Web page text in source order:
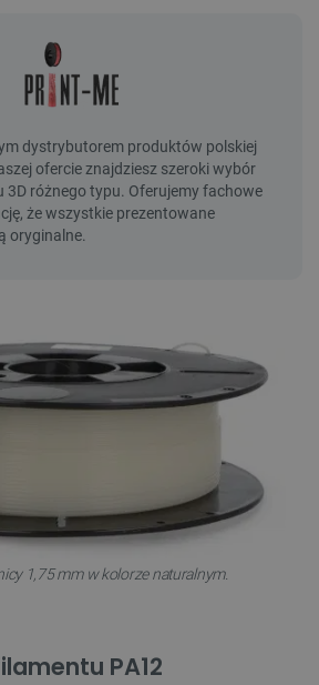
1,75 mm w kolorze naturalnym.
PA12